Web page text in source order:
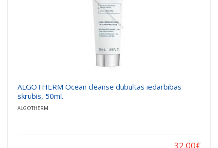
ALGOTHERM Ocean cleanse dubultas iedarbības
skrubis, 50ml.
ALGOTHERM
32.00€